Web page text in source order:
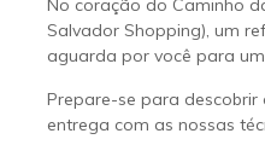
No coração do Caminho
Salvador Shopping), um
aguarda por você para
Prepare-se para
entrega com as nossas